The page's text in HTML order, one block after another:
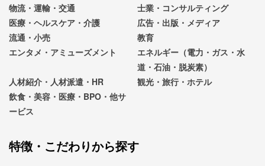
物流・運輸・交通
士業・コンサルティング
医療・ヘルスケア・介護
広告・出版・メディア
流通・小売
教育
エンタメ・アミューズメント
エネルギー（電力・ガス・水
道・石油・脱炭素）
人材紹介・人材派遣・HR
観光・旅行・ホテル
飲食・美容・医療・BPO・他サ
ービス
特徴・こだわりから探す